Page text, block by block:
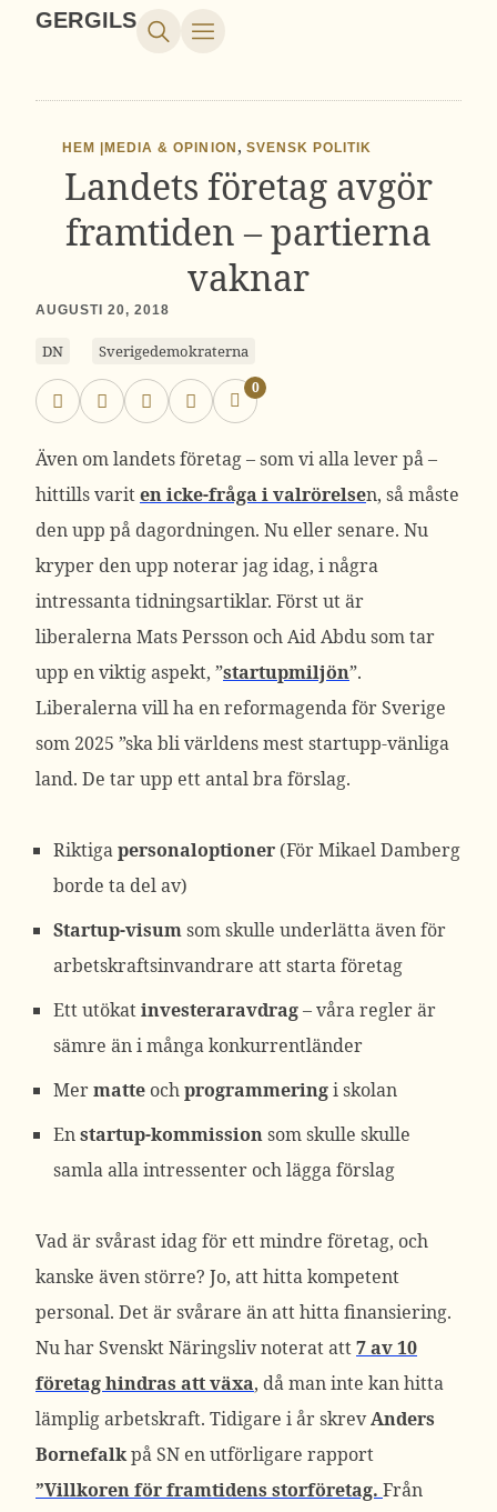
GERGILS
HEM | MEDIA & OPINION , SVENSK POLITIK
Landets företag avgör
framtiden – partierna
vaknar
AUGUSTI 20, 2018
DN Sverigedemokraterna
0
Även om landets företag – som vi alla lever på –
hittills variten icke-fråga i valrörelsen, så måste
den upp på dagordningen. Nu eller senare. Nu
kryper den upp noterar jag idag, i några
intressanta tidningsartiklar. Först ut är
liberalerna Mats Persson och Aid Abdu som tar
upp en viktig aspekt, ”startupmiljön”.
Liberalerna vill ha en reformagenda för Sverige
som 2025 ”ska bli världens mest startupp-vänliga
land. De tar upp ett antal bra förslag.
Riktigapersonaloptioner (För Mikael Damberg
borde ta del av)
Startup-visumsom skulle underlätta även för
arbetskraftsinvandrare att starta företag
Ett utökatinvesteraravdrag– våra regler är
sämre än i många konkurrentländer
Mermatte ochprogrammeringi skolan
Enstartup-kommissionsom skulle skulle
samla alla intressenter och lägga förslag
Vad är svårast idag för ett mindre företag, och
kanske även större? Jo, att hitta kompetent
personal. Det är svårare än att hitta finansiering.
Nu har Svenskt Näringsliv noterat att7 av 10
företag hindras att växa, då man inte kan hitta
lämplig arbetskraft. Tidigare i år skrevAnders
Bornefalkpå SN en utförligare rapport
”Villkoren för framtidens storföretag. Från